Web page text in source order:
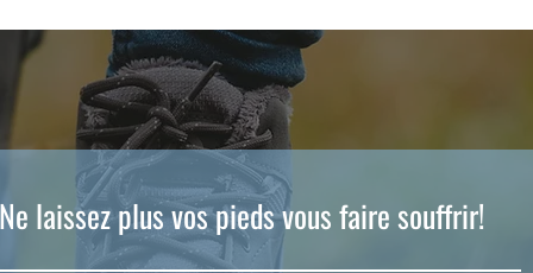
Ne laissez plus vos pieds vous faire souffrir!